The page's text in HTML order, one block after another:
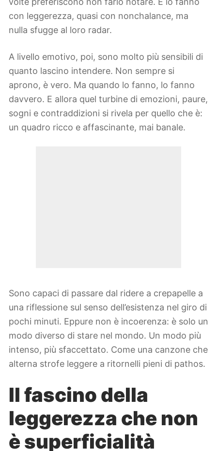
con leggerezza, quasi con nonchalance, ma
nulla sfugge al loro radar.
A livello emotivo, poi, sono molto più sensibili di
quanto lascino intendere. Non sempre si
aprono, è vero. Ma quando lo fanno, lo fanno
davvero. E allora quel turbine di emozioni, paure,
sogni e contraddizioni si rivela per quello che è:
un quadro ricco e affascinante, mai banale.
Sono capaci di passare dal ridere a crepapelle a
una riflessione sul senso dell’esistenza nel giro di
pochi minuti. Eppure non è incoerenza: è solo un
modo diverso di stare nel mondo. Un modo più
intenso, più sfaccettato. Come una canzone che
alterna strofe leggere a ritornelli pieni di pathos.
Il fascino della
leggerezza che non
è superficialità